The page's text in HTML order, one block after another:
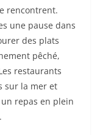
rencontrent.
une pause dans
des plats
pêché,
restaurants
sur la mer et
repas en plein